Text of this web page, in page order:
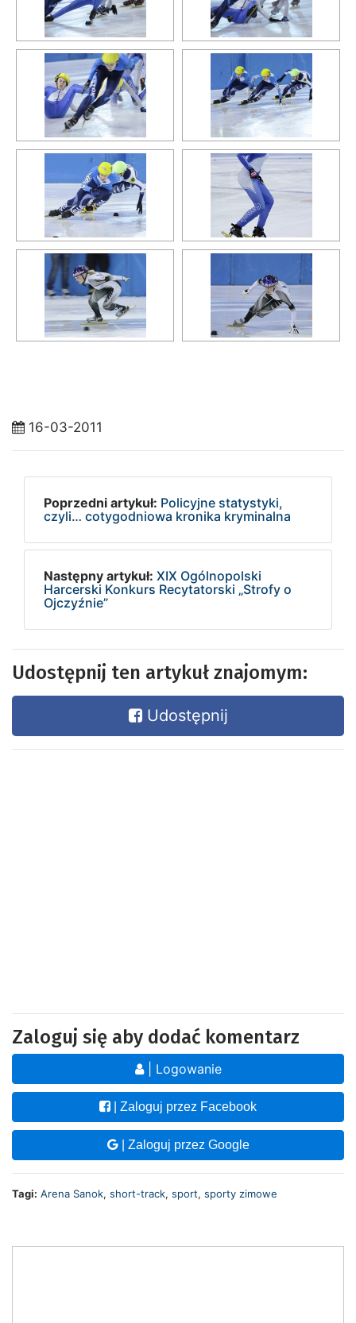
16-03-2011
Poprzedni artykuł: Policyjne statystyki,
czyli… cotygodniowa kronika kryminalna
Następny artykuł: XIX Ogólnopolski
Harcerski Konkurs Recytatorski „Strofy o
Ojczyźnie”
Udostępnij ten artykuł znajomym:
Udostępnij
Zaloguj się aby dodać komentarz
| Logowanie
| Zaloguj przez Facebook
| Zaloguj przez Google
Tagi: Arena Sanok, short-track, sport, sporty zimowe